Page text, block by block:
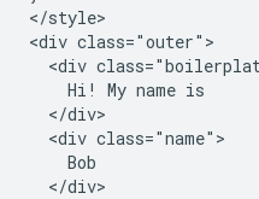
</style>
<div class="outer">
<div
    Hi! My name is
  </div>
  <div class="name">
    Bob
  </div>